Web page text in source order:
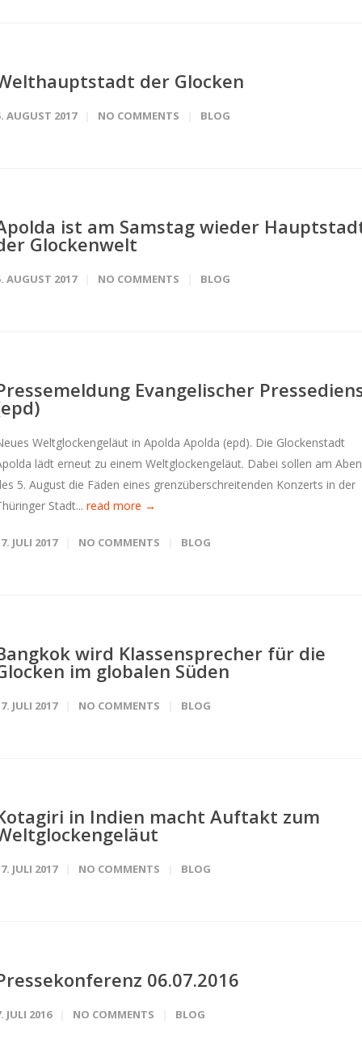
der Glocken
AUGUST 2017 NO COMMENTS BLOG
ist am Samstag wieder
Glockenwelt
AUGUST 2017 NO COMMENTS BLOG
Evangelischer
Weltglockengeläut in Apolda Apolda (epd). Die Glockenstadt
lädt erneut zu einem Weltglockengeläut. Dabei sollen am
5. August die Fäden eines grenzüberschreitenden Konzerts in der
Stadt... read more →
JULI 2017 NO COMMENTS BLOG
wird Klassensprecher für die
im globalen Süden
JULI 2017 NO COMMENTS BLOG
in Indien macht Auftakt zum
JULI 2017 NO COMMENTS BLOG
06.07.2016
JULI 2016 NO COMMENTS BLOG